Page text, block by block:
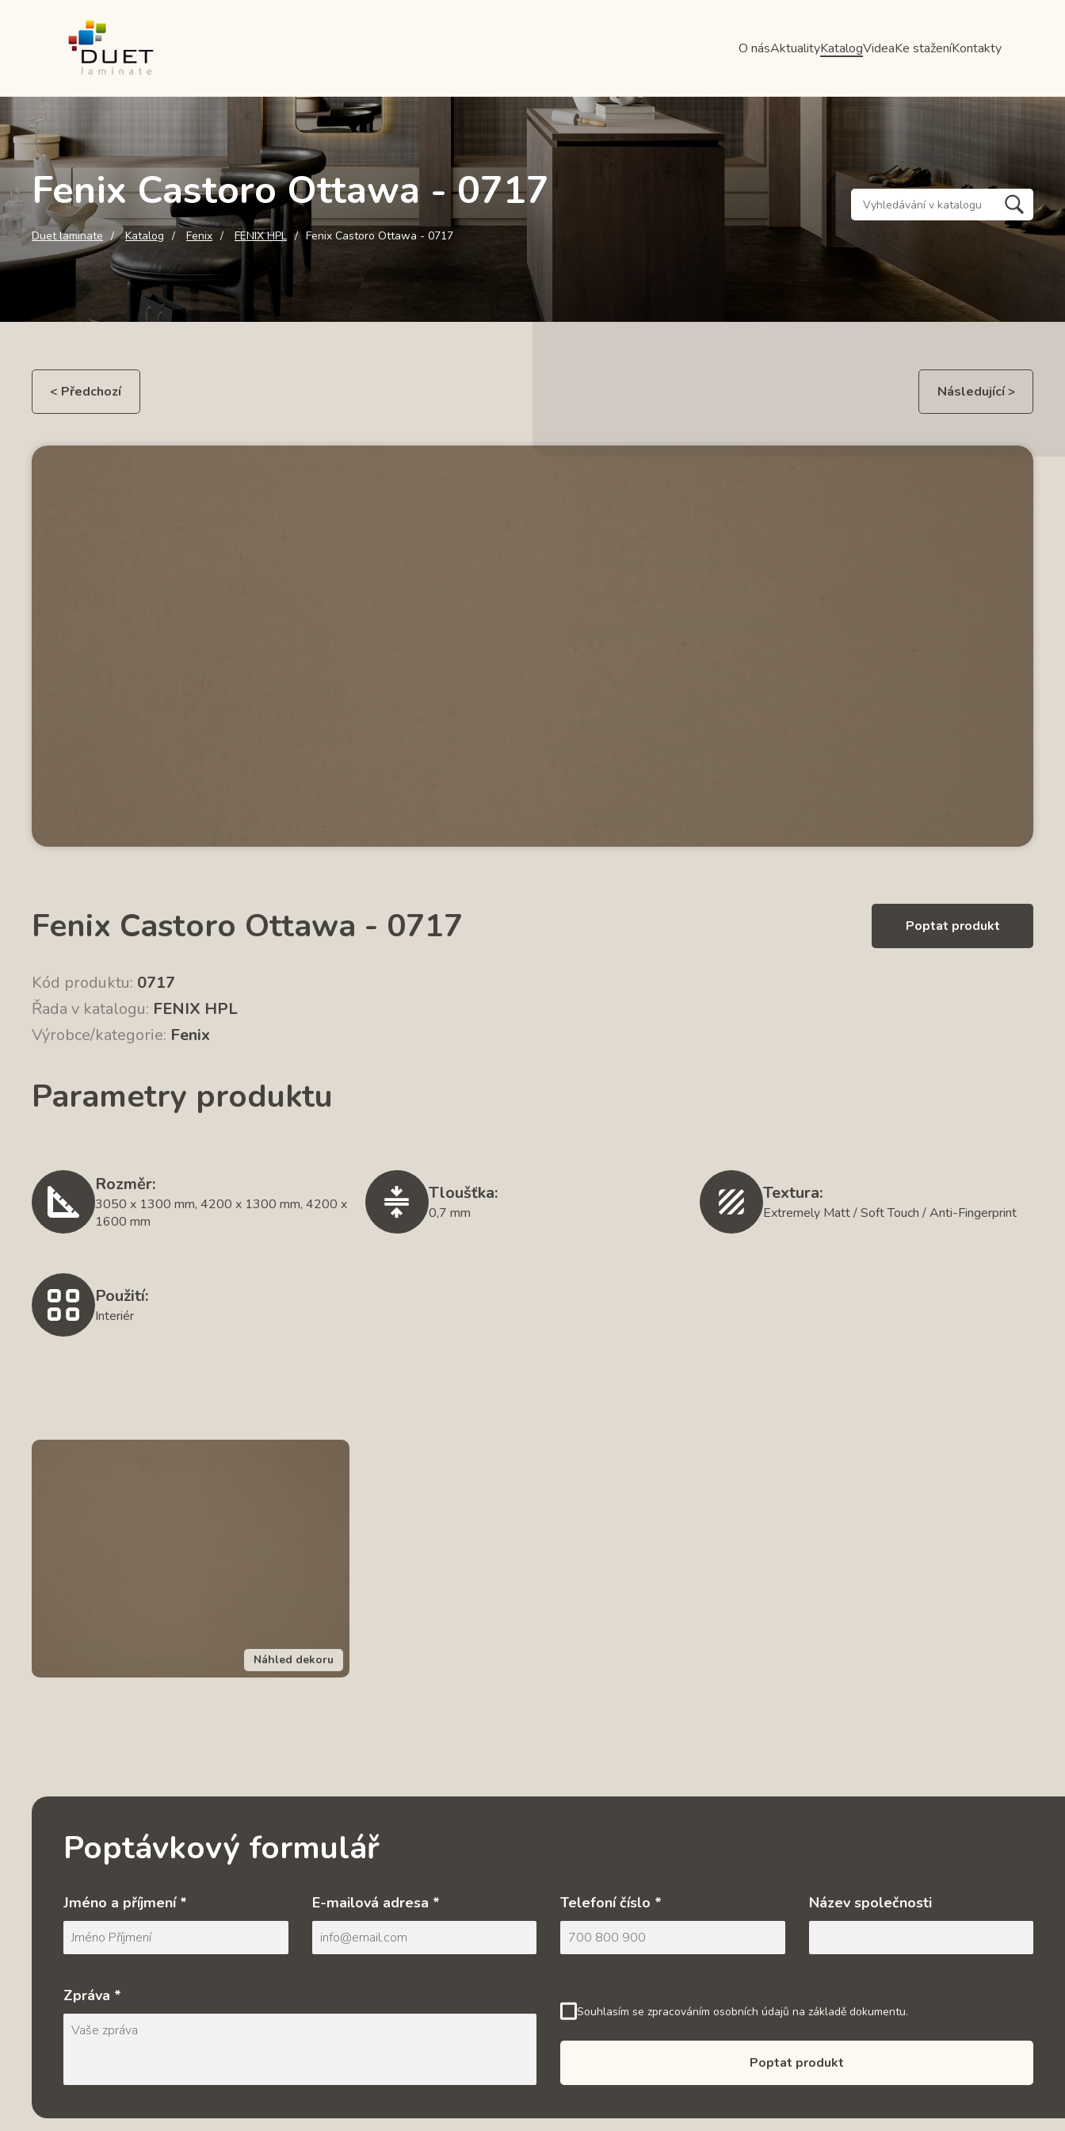
O násAktualityKatalogVideaKe staženíKontakty
Fenix Castoro Ottawa - 0717
Duet laminate Katalog Fenix FENIX HPL Fenix Castoro Ottawa - 0717
< Předchozí Následující >
Fenix Castoro Ottawa - 0717 Poptat produkt
Kód produktu: 0717
Řada v katalogu: FENIX HPL
Výrobce/kategorie: Fenix
Parametry produktu
Rozměr:
3050 x 1300 mm, 4200 x 1300 mm, 4200 x
1600 mm
Tloušťka:
0,7 mm
Textura:
Extremely Matt / Soft Touch / Anti-Fingerprint
Použití:
Interiér
Náhled dekoru
Poptávkový formulář
Jméno a příjmení * E-mailová adresa * Telefoní číslo * Název společnosti
Zpráva *
Souhlasím se zpracováním osobních údajů na základě dokumentu.
Poptat produkt